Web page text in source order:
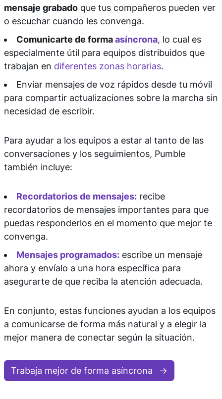
mensaje grabado que tus compañeros pueden ver
o escuchar cuando les convenga.
Comunicarte de formaasíncrona, lo cual es
especialmente útil para equipos distribuidos que
trabajan en diferentes zonas horarias.
Enviar mensajes de voz rápidos desde tu móvil
para compartir actualizaciones sobre la marcha sin
necesidad de escribir.
Para ayudar a los equipos a estar al tanto de las
conversaciones y los seguimientos, Pumble
también incluye:
Recordatorios de mensajes: recibe
recordatorios de mensajes importantes para que
puedas responderlos en el momento que mejor te
convenga.
Mensajes programados: escribe un mensaje
ahora y envíalo a una hora específica para
asegurarte de que reciba la atención adecuada.
En conjunto, estas funciones ayudan a los equipos
a comunicarse de forma más natural y a elegir la
mejor manera de conectar según la situación.
Trabaja mejor de forma asíncrona